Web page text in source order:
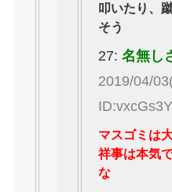
叩いたり、
そう
27:名無し
2019/04/
マスゴミは
祥事は本気
な